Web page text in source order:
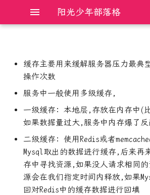
阳光少年部落格
Electron前端框架完全入门
JavaScript DOM操作完全入门
JavaScript中的new和原型原
JavaScript中的防抖和节流
JavaScript程序设计语言完全
Bochs模拟器 时钟clock设置
Cmake链接相关整理
Mac 快速安装adb
OneinStack 安装nginx, 并配
置一个网站
PY_JS 单元素字典简便获取
AXI总线总结
C++11 的六种 memory order
C++与Rust操作裸指针的比较
Linux下动态链接库版本管理
及查找加载方式
Linux共享内存最透彻的一篇
什么是双花攻击
股市中常见的MA, EMA, DMA,
SMA等算法代码
明不符的探究
缓存主要用来缓解服务器压力最典
操作次数
服务中一般使用多级缓存,
一级缓存: 本地层,存放在内存中(
如果数据量过大,服务中内存爆了反
二级缓存: 使用Redis或者
Mysql取出的数据进行缓存,后来再
存中寻找资源,如果没人请求相同
源会在我们指定时间内释放,如果
回对Redis中的缓存数据进行回填